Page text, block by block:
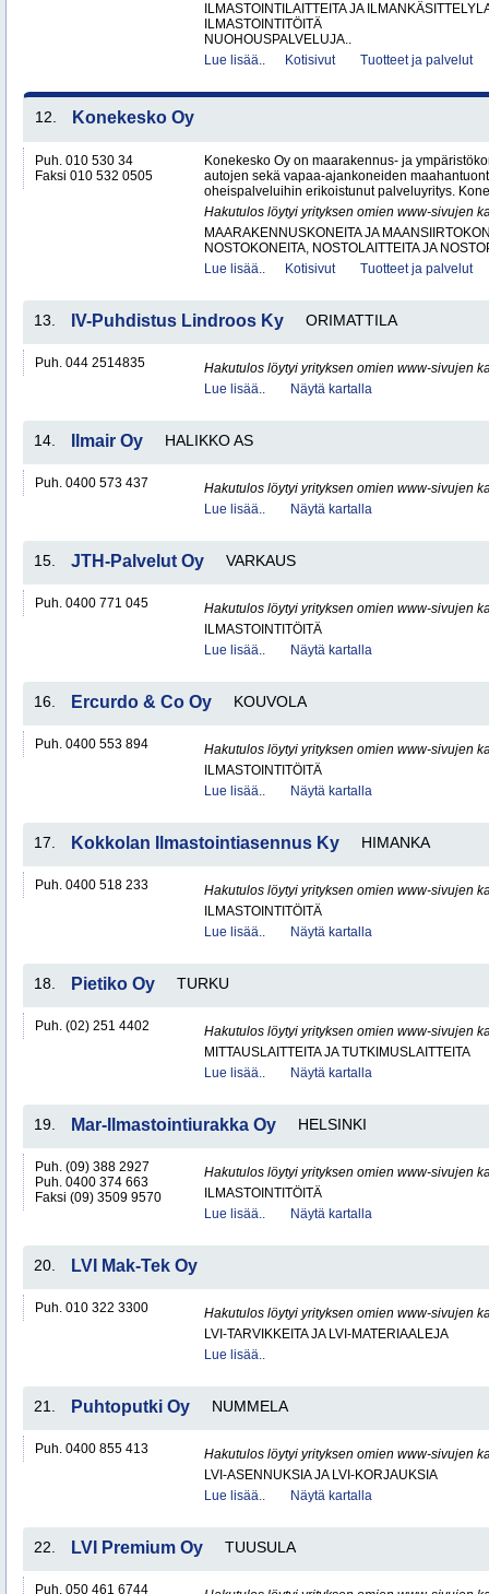
ILMASTOINTILAITTEITA JA
ILMASTOINTITÖITÄ
NUOHOUSPALVELUJA..
Lue lisää..
Kotisivut Tuotteet ja palvelut
12. Konekesko Oy
Puh. 010 530 34
Faksi 010 532 0505
Konekesko Oy on maarakennus- ja
autojen sekä vapaa-ajankoneiden
oheispalveluihin erikoistunut palveluyritys.
Hakutulos löytyi yrityksen omien www-sivujen
MAARAKENNUSKONEITA JA
NOSTOKONEITA, NOSTOLAITTEITA JA
Lue lisää..
Kotisivut Tuotteet ja palvelut
13. IV-Puhdistus Lindroos Ky ORIMATTILA
Puh. 044 2514835
Hakutulos löytyi yrityksen omien www-sivujen
Lue lisää..
Näytä kartalla
14. Ilmair Oy HALIKKO AS
Puh. 0400 573 437
Hakutulos löytyi yrityksen omien www-sivujen
Lue lisää..
Näytä kartalla
15. JTH-Palvelut Oy VARKAUS
Puh. 0400 771 045
Hakutulos löytyi yrityksen omien www-sivujen
ILMASTOINTITÖITÄ
Lue lisää..
Näytä kartalla
16. Ercurdo & Co Oy KOUVOLA
Puh. 0400 553 894
Hakutulos löytyi yrityksen omien www-sivujen
ILMASTOINTITÖITÄ
Lue lisää..
Näytä kartalla
17. Kokkolan Ilmastointiasennus Ky HIMANKA
Puh. 0400 518 233
Hakutulos löytyi yrityksen omien www-sivujen
ILMASTOINTITÖITÄ
Lue lisää..
Näytä kartalla
18. Pietiko Oy TURKU
Puh. (02) 251 4402
Hakutulos löytyi yrityksen omien www-sivujen
MITTAUSLAITTEITA JA TUTKIMUSLAITTEITA
Lue lisää..
Näytä kartalla
19. Mar-Ilmastointiurakka Oy HELSINKI
Puh. (09) 388 2927
Puh. 0400 374 663
Faksi (09) 3509 9570
Hakutulos löytyi yrityksen omien www-sivujen
ILMASTOINTITÖITÄ
Lue lisää..
Näytä kartalla
20. LVI Mak-Tek Oy
Puh. 010 322 3300
Hakutulos löytyi yrityksen omien www-sivujen
LVI-TARVIKKEITA JA LVI-MATERIAALEJA
Lue lisää..
21. Puhtoputki Oy NUMMELA
Puh. 0400 855 413
Hakutulos löytyi yrityksen omien www-sivujen
LVI-ASENNUKSIA JA LVI-KORJAUKSIA
Lue lisää..
Näytä kartalla
22. LVI Premium Oy TUUSULA
Puh. 050 461 6744